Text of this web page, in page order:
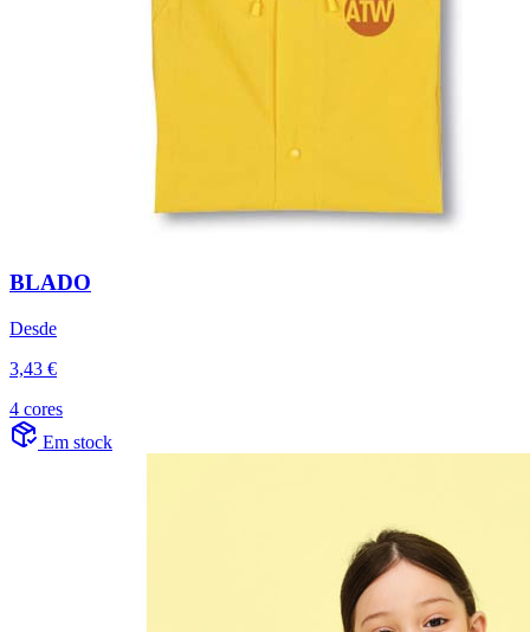
BLADO
Desde
3,43 €
4 cores
Em stock